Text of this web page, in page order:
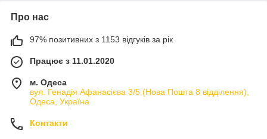
Про нас
97% позитивних з 1153 відгуків за рік
Працює з 11.01.2020
м. Одеса
вул. Генадія Афанасієва 3/5 (Нова Пошта 8 відділення),
Одеса, Україна
Контакти